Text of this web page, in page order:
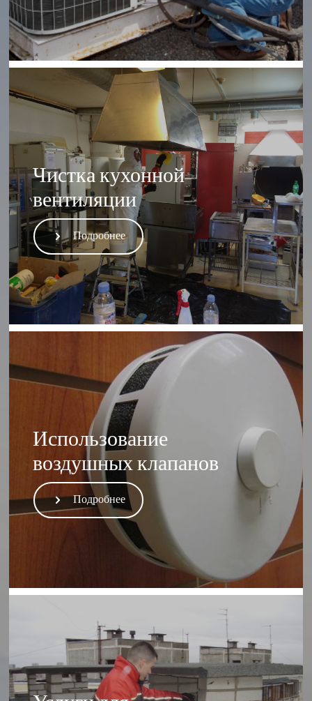
Чистка кухонной
вентиляции
Подробнее
Использование
воздушных клапанов
Подробнее